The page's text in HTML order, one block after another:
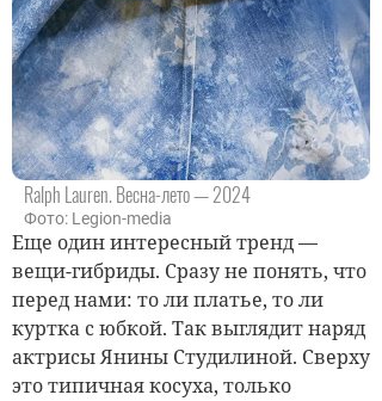
Ralph Lauren. Весна-лето — 2024
Фото: Legion-media
Еще один интересный тренд —
вещи-гибриды. Сразу не понять, что
перед нами: то ли платье, то ли
куртка с юбкой. Так выглядит наряд
актрисы Янины Студилиной. Сверху
это типичная косуха, только